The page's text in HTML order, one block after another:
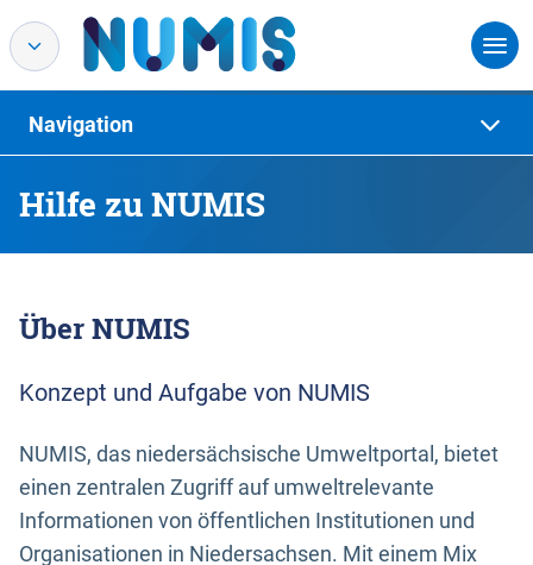
Hilfe zu NUMIS
Navigation
Über NUMIS
Konzept und Aufgabe von NUMIS
NUMIS, das niedersächsische Umweltportal, bietet
einen zentralen Zugriff auf umweltrelevante
Informationen von öffentlichen Institutionen und
Organisationen in Niedersachsen. Mit einem Mix